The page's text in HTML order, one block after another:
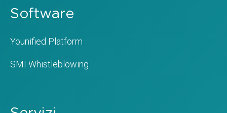
Software
Younified Platform
SMI Whistleblowing